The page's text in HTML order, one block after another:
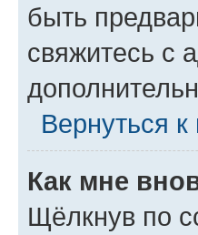
быть
свяжитесь с
Вернуться к
Как мне
Щёлкнув по